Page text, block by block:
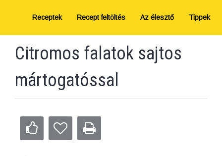
Receptek Recept feltöltés Az élesztő Tippek
Citromos falatok sajtos
mártogatóssal